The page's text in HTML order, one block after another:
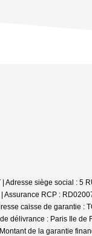
siège social : 5
RCP :
caisse de garantie
délivrance : Paris Ile
de la garantie